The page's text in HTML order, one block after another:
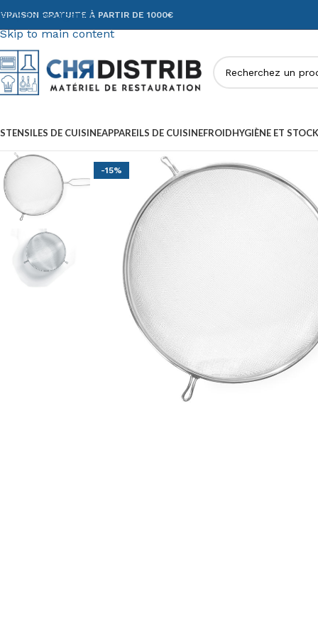
Skip to navigation
Skip to main content
GRATUITE À PARTIR DE 1000€
DE CUISINEAPPAREILS DE CUISINEFROIDHYGIÈNE ET
-15%